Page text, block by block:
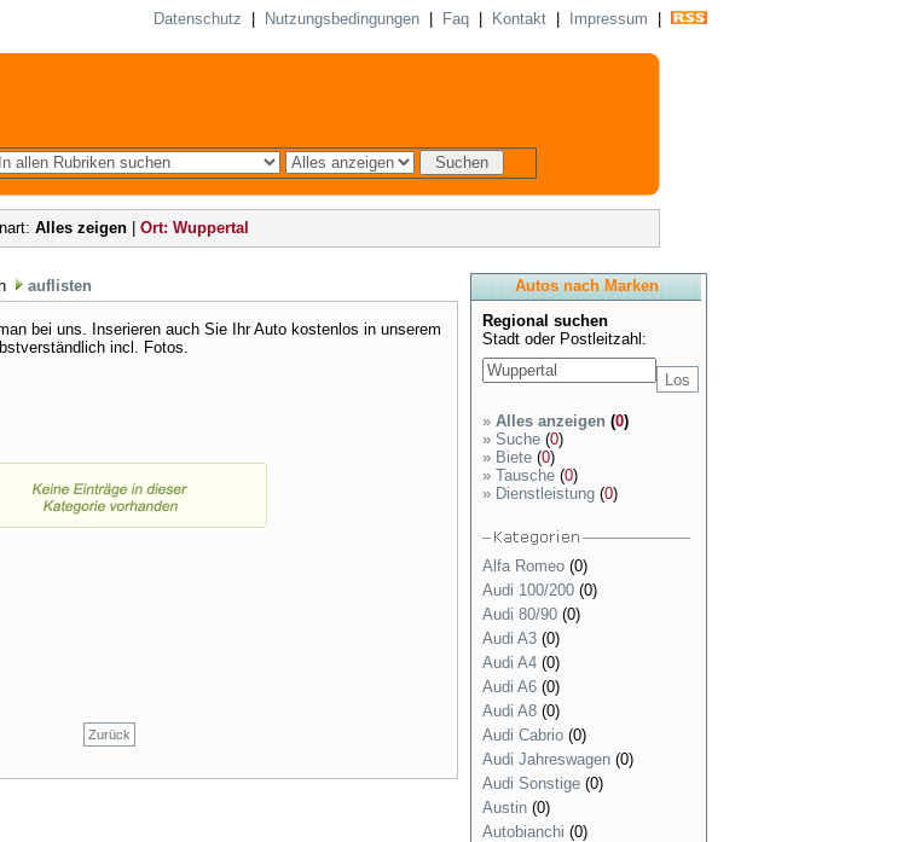
Datenschutz Nutzungsbedingungen| Faq| Kontakt| Impressum
Alles zeigen| Ort: Wuppertal
auflisten
bei uns. Inserieren auch Sie Ihr Auto kostenlos in unserem
incl. Fotos.
Zurück
Autos nach Marken
Regional suchen
Stadt oder Postleitzahl:
» Alles anzeigen (0)
»Suche(0)
»Biete(0)
»Tausche(0)
»Dienstleistung(0)
Alfa Romeo (0)
Audi 100/200 (0)
Audi 80/90 (0)
Audi A3 (0)
Audi A4 (0)
Audi A6 (0)
Audi A8 (0)
Audi Cabrio (0)
Audi Jahreswagen (0)
Audi Sonstige (0)
Austin (0)
Autobianchi (0)